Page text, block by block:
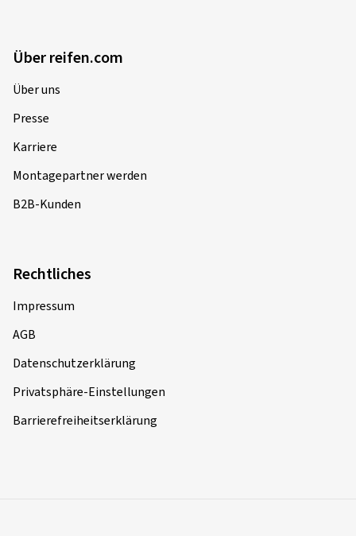
Über reifen.com
Über uns
Presse
Karriere
Montagepartner werden
B2B-Kunden
Rechtliches
Impressum
AGB
Datenschutzerklärung
Privatsphäre-Einstellungen
Barrierefreiheitserklärung